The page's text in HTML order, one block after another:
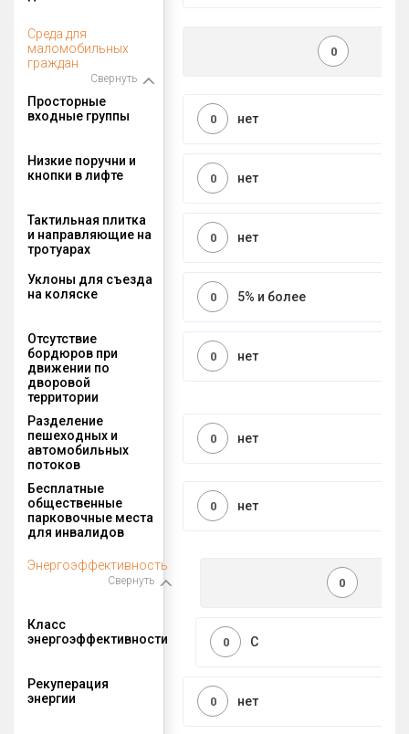
Среда для
маломобильных
граждан
Свернуть
0
Просторные
входные группы
нет
0
Низкие поручни и
кнопки в лифте
нет
0
Тактильная плитка
и направляющие на
тротуарах
нет
0
Уклоны для съезда
на коляске
5% и более
0
Отсутствие
бордюров при
движении по
дворовой
территории
нет
0
Разделение
пешеходных и
автомобильных
потоков
нет
0
Бесплатные
общественные
парковочные места
для инвалидов
нет
0
Энергоэффективность
Свернуть 0
Класс
энергоэффективности
C
0
Рекуперация
энергии
нет
0